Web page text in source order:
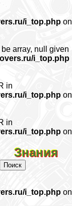
i_top.php on
array, null given
i_top.php
in
i_top.php on
in
i_top.php on
Знания
i_top.php on